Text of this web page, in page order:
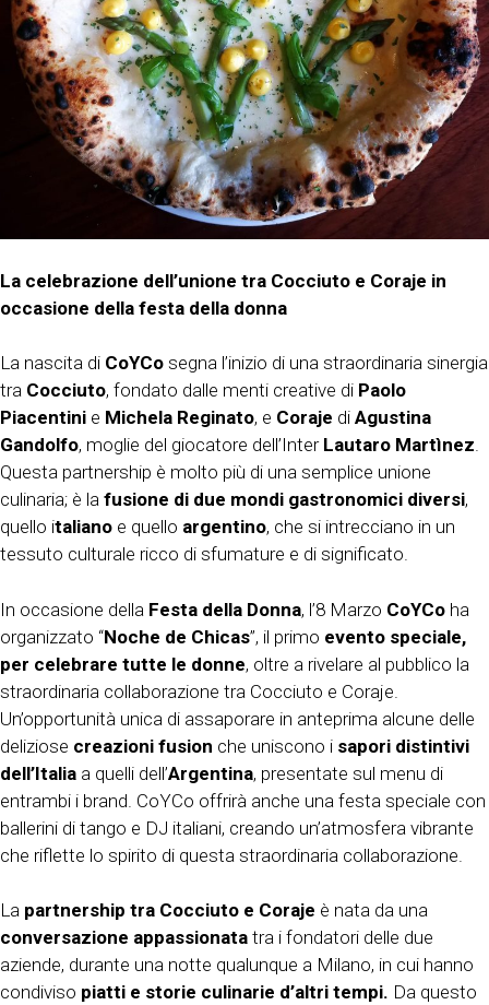
La celebrazione dell’unione tra Cocciuto e Coraje in
occasione della festa della donna
La nascita di CoYCo segna l’inizio di una straordinaria sinergia
tra Cocciuto, fondato dalle menti creative di Paolo
Piacentini e Michela Reginato, e Coraje di Agustina
Gandolfo, moglie del giocatore dell’Inter Lautaro Martìnez.
Questa partnership è molto più di una semplice unione
culinaria; è la fusione di due mondi gastronomici diversi,
quello italiano e quello argentino, che si intrecciano in un
tessuto culturale ricco di sfumature e di significato.
In occasione della Festa della Donna, l’8 Marzo CoYCo ha
organizzato “Noche de Chicas”, il primo evento speciale,
per celebrare tutte le donne, oltre a rivelare al pubblico la
straordinaria collaborazione tra Cocciuto e Coraje.
Un’opportunità unica di assaporare in anteprima alcune delle
deliziose creazioni fusion che uniscono i sapori distintivi
dell’Italia a quelli dell’Argentina, presentate sul menu di
entrambi i brand. CoYCo offrirà anche una festa speciale con
ballerini di tango e DJ italiani, creando un’atmosfera vibrante
che riflette lo spirito di questa straordinaria collaborazione.
La partnership tra Cocciuto e Coraje è nata da una
conversazione appassionata tra i fondatori delle due
aziende, durante una notte qualunque a Milano, in cui hanno
condiviso piatti e storie culinarie d’altri tempi. Da questo